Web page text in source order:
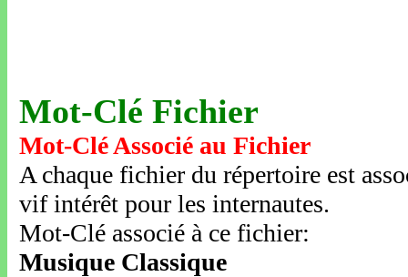
Mot-Clé Fichier
Mot-Clé Associé au Fichier
A chaque fichier du répertoire est
vif intérêt pour les internautes.
Mot-Clé associé à ce fichier:
Musique Classique